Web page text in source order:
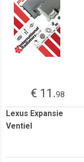
€ 11.98
Lexus Expansie
Ventiel